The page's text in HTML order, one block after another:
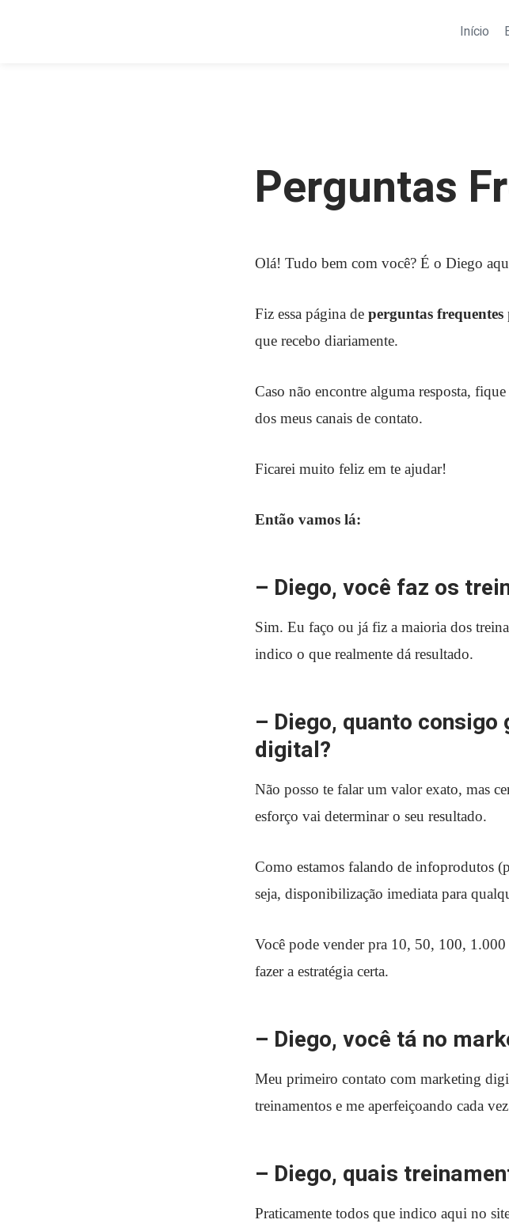
Início
Perguntas
Olá! Tudo bem com você? É o Diego
Fiz essa página de perguntas frequentes
que recebo diariamente.
Caso não encontre alguma resposta,
dos meus canais de contato.
Ficarei muito feliz em te ajudar!
Então vamos lá:
– Diego, você faz os
Sim. Eu faço ou já fiz a maioria dos
indico o que realmente dá resultado.
– Diego, quanto
digital?
Não posso te falar um valor exato, mas
esforço vai determinar o seu resultado.
Como estamos falando de infoprodutos
seja, disponibilização imediata para
Você pode vender pra 10, 50, 100, 1.000
fazer a estratégia certa.
– Diego, você tá no
Meu primeiro contato com marketing
treinamentos e me aperfeiçoando cada
– Diego, quais
Praticamente todos que indico aqui no